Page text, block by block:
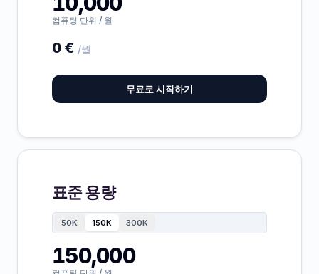
컴퓨팅 단위 / 월
0 € /월
무료로 시작하기
표준 용량
50K 150K 300K
150,000